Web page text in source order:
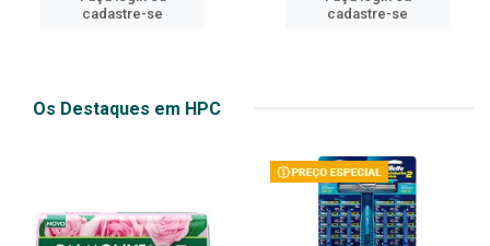
cadastre-se
cadastre-se
Os Destaques em HPC